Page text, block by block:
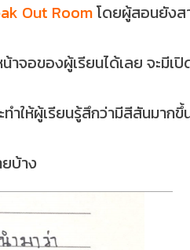
Out Roomโดยผู้สอนยังส
าจอของผู้เรียนได้เลย จะมี
ทำให้ผู้เรียนรู้สึกว่ามีสีสันมาก
ยบ้าง